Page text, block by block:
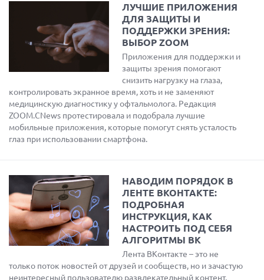
ЛУЧШИЕ ПРИЛОЖЕНИЯ
ДЛЯ ЗАЩИТЫ И
ПОДДЕРЖКИ ЗРЕНИЯ:
ВЫБОР ZOOM
Приложения для поддержки и
защиты зрения помогают
снизить нагрузку на глаза,
контролировать экранное время, хоть и не заменяют
медицинскую диагностику у офтальмолога. Редакция
ZOOM.CNews протестировала и подобрала лучшие
мобильные приложения, которые помогут снять усталость
глаз при использовании смартфона.
НАВОДИМ ПОРЯДОК В
ЛЕНТЕ ВКОНТАКТЕ:
ПОДРОБНАЯ
ИНСТРУКЦИЯ, КАК
НАСТРОИТЬ ПОД СЕБЯ
АЛГОРИТМЫ ВК
Лента ВКонтакте – это не
только поток новостей от друзей и сообществ, но и зачастую
неинтересный пользователю развлекательный контент,